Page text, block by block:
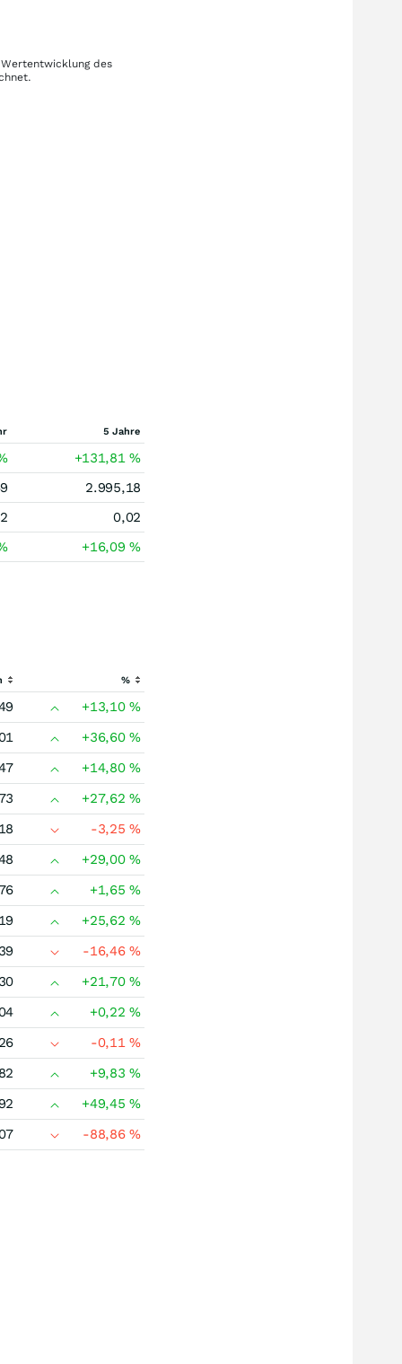
des
5 Jahre
+131,81%
2.995,18
0,02
+16,09%
%
+13,10%
+36,60%
+14,80%
+27,62%
-3,25%
+29,00%
+1,65%
+25,62%
-16,46%
+21,70%
+0,22%
-0,11%
+9,83%
+49,45%
-88,86%